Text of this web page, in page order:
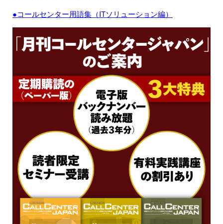
●コールセンター用語集（ITソリューション編）